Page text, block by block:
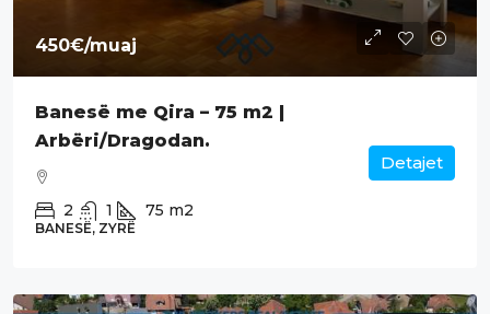
450€/muaj
Banesë me Qira – 75 m2 |
Arbëri/Dragodan.
2 1 75 m2
BANESË, ZYRË
Detajet